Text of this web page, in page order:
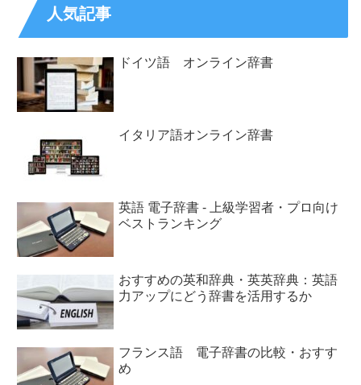
人気記事
ドイツ語 オンライン辞書
イタリア語オンライン辞書
英語 電子辞書 - 上級学習者・プロ向け
ベストランキング
おすすめの英和辞典・英英辞典：英語
力アップにどう辞書を活用するか
フランス語 電子辞書の比較・おすす
め